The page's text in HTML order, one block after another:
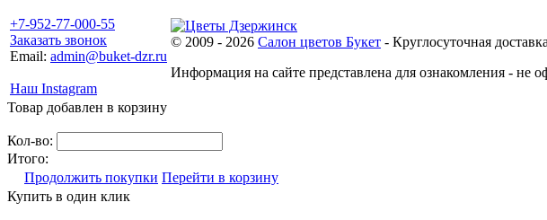
+7-952-77-000-55
Заказать звонок
Email: admin@buket-dzr.ru
Наш Instagram
© 2009 - 2026 Салон цветов Букет - Круглосуточная
Информация на сайте представлена для ознакомления - не
Товар добавлен в корзину
Кол-во:
Итого:
Продолжить покупки Перейти в корзину
Купить в один клик